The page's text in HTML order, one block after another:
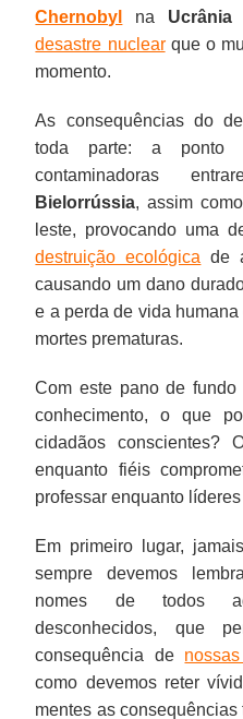
Chernobyl
na Ucrânia
desastre nuclearque o
momento.
As consequências do
toda parte: a ponto
contaminadoras
Bielorrússia, assim
leste, provocando uma
destruição ecológica de
causando um dano
e a perda de vida
mortes prematuras.
Com este pano de
conhecimento, o que
cidadãos conscientes?
enquanto fiéis
professar enquanto
Em primeiro lugar,
sempre devemos
nomes de todos
desconhecidos, que
consequência de
como devemos reter
mentes as